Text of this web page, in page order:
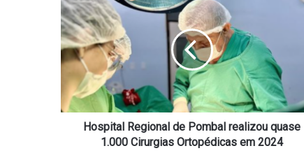
Regional
de
Pombal
realizou
quase
1.000
Cirurgias
Ortopédicas
Hospital Regional de Pombal realizou quase
1.000 Cirurgias Ortopédicas em 2024